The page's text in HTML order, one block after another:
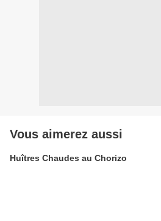
Vous aimerez aussi
Huîtres Chaudes au Chorizo